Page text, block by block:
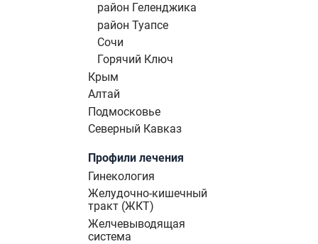
район Геленджика
район Туапсе
Сочи
Горячий Ключ
Крым
Алтай
Подмосковье
Северный Кавказ
Профили лечения
Гинекология
Желудочно-кишечный
тракт (ЖКТ)
Желчевыводящая
система